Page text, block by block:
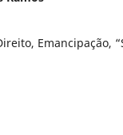
Emancipação,